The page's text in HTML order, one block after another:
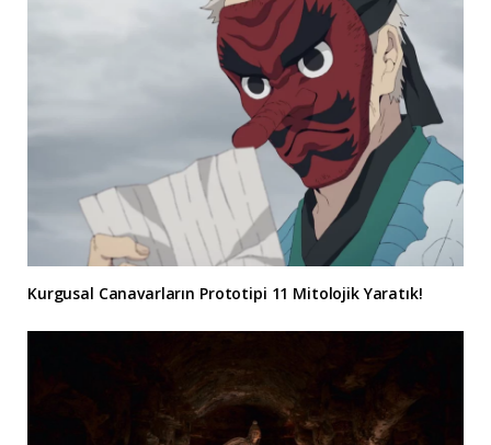
Kurgusal Canavarların Prototipi 11 Mitolojik Yaratık!